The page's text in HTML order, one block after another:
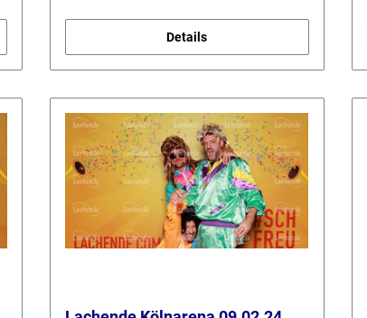
Details